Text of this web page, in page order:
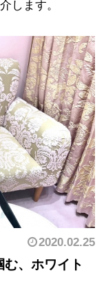
します。
2020.02.25
、ホワイト